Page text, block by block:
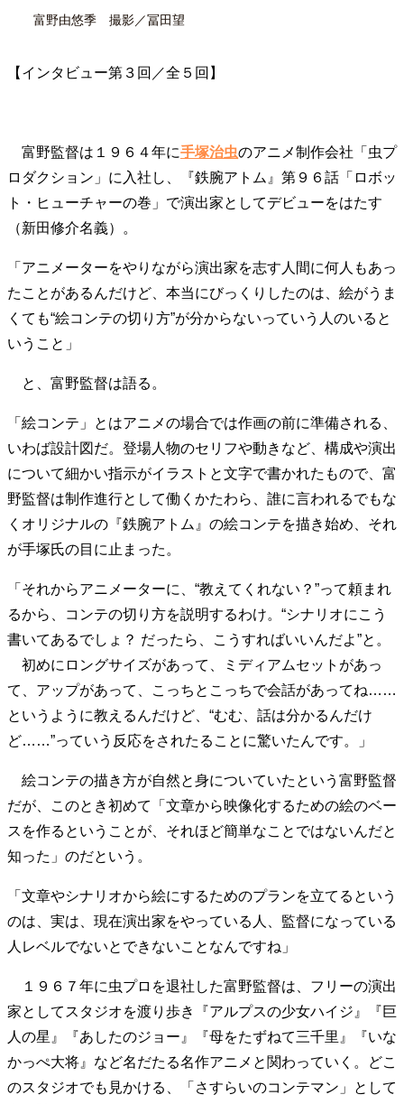
社会・カルチャー・マネー
富野由悠季 撮影／冨田望
【インタビュー第３回／全５回】
富野監督は１９６４年に手塚治虫のアニメ制作会社「虫プ
ロダクション」に入社し、『鉄腕アトム』第９６話「ロボッ
ト・ヒューチャーの巻」で演出家としてデビューをはたす
（新田修介名義）。
「アニメーターをやりながら演出家を志す人間に何人もあっ
たことがあるんだけど、本当にびっくりしたのは、絵がうま
くても“絵コンテの切り方”が分からないっていう人のいると
いうこと」
と、富野監督は語る。
「絵コンテ」とはアニメの場合では作画の前に準備される、
いわば設計図だ。登場人物のセリフや動きなど、構成や演出
について細かい指示がイラストと文字で書かれたもので、富
野監督は制作進行として働くかたわら、誰に言われるでもな
くオリジナルの『鉄腕アトム』の絵コンテを描き始め、それ
が手塚氏の目に止まった。
「それからアニメーターに、“教えてくれない？”って頼まれ
るから、コンテの切り方を説明するわけ。“シナリオにこう
書いてあるでしょ？ だったら、こうすればいいんだよ”と。
初めにロングサイズがあって、ミディアムセットがあっ
て、アップがあって、こっちとこっちで会話があってね……
というように教えるんだけど、“むむ、話は分かるんだけ
ど……”っていう反応をされたることに驚いたんです。」
絵コンテの描き方が自然と身についていたという富野監督
だが、このとき初めて「文章から映像化するための絵のベー
スを作るということが、それほど簡単なことではないんだと
知った」のだという。
「文章やシナリオから絵にするためのプランを立てるという
のは、実は、現在演出家をやっている人、監督になっている
人レベルでないとできないことなんですね」
１９６７年に虫プロを退社した富野監督は、フリーの演出
家としてスタジオを渡り歩き『アルプスの少女ハイジ』『巨
人の星』『あしたのジョー』『母をたずねて三千里』『いな
かっぺ大将』など名だたる名作アニメと関わっていく。どこ
のスタジオでも見かける、「さすらいのコンテマン」として